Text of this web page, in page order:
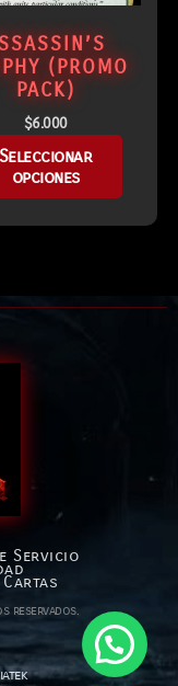
(PROMO
PACK)
$6.000
Seleccionar
opciones
Servicio
reservados.